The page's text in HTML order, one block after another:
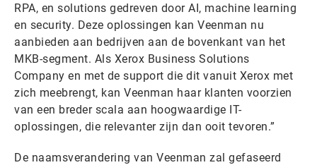
RPA, en solutions gedreven door AI, machine learning
en security. Deze oplossingen kan Veenman nu
aanbieden aan bedrijven aan de bovenkant van het
MKB-segment. Als Xerox Business Solutions
Company en met de support die dit vanuit Xerox met
zich meebrengt, kan Veenman haar klanten voorzien
van een breder scala aan hoogwaardige IT-
oplossingen, die relevanter zijn dan ooit tevoren.”
De naamsverandering van Veenman zal gefaseerd